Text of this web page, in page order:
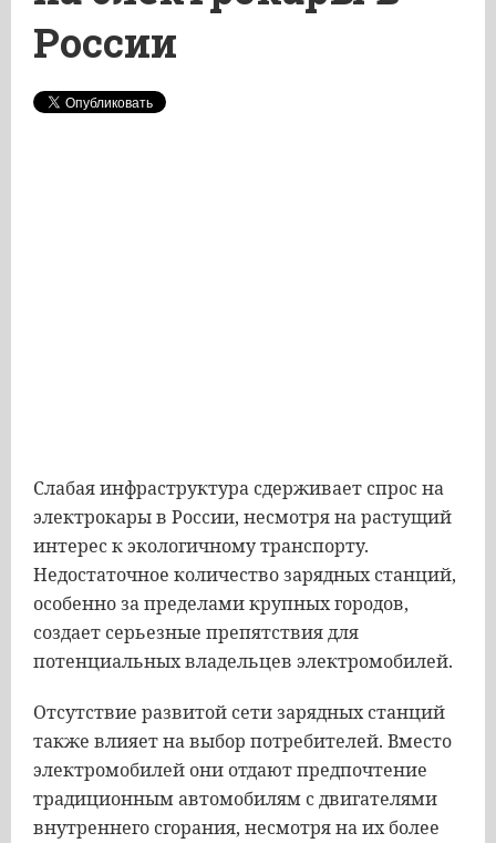
России
Слабая инфраструктура сдерживает спрос на
электрокары в России, несмотря на растущий
интерес к экологичному транспорту.
Недостаточное количество зарядных станций,
особенно за пределами крупных городов,
создает серьезные препятствия для
потенциальных владельцев электромобилей.
Отсутствие развитой сети зарядных станций
также влияет на выбор потребителей. Вместо
электромобилей они отдают предпочтение
традиционным автомобилям с двигателями
внутреннего сгорания, несмотря на их более